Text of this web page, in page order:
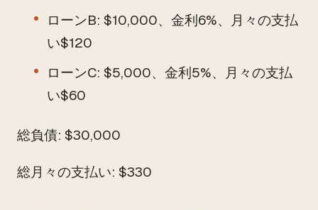
ローンB: $10,000、金利6%、月々の支払
い$120
ローンC: $5,000、金利5%、月々の支払
い$60
総負債: $30,000
総月々の支払い: $330